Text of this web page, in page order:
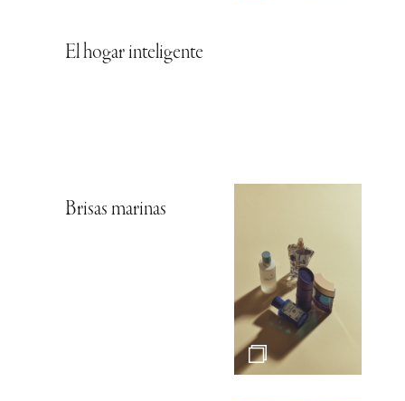
El hogar inteligente
Brisas marinas